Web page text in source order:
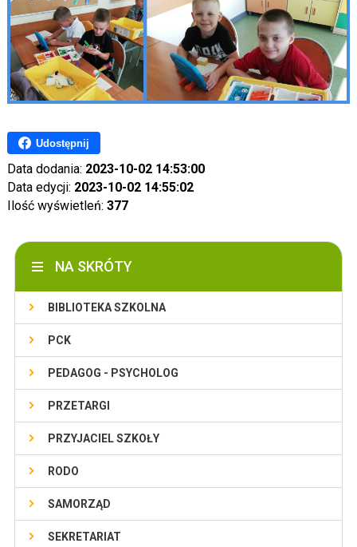
Udostępnij
Data dodania: 2023-10-02 14:53:00
Data edycji: 2023-10-02 14:55:02
Ilość wyświetleń: 377
NA SKRÓTY
BIBLIOTEKA SZKOLNA
PCK
PEDAGOG - PSYCHOLOG
PRZETARGI
PRZYJACIEL SZKOŁY
RODO
SAMORZĄD
SEKRETARIAT